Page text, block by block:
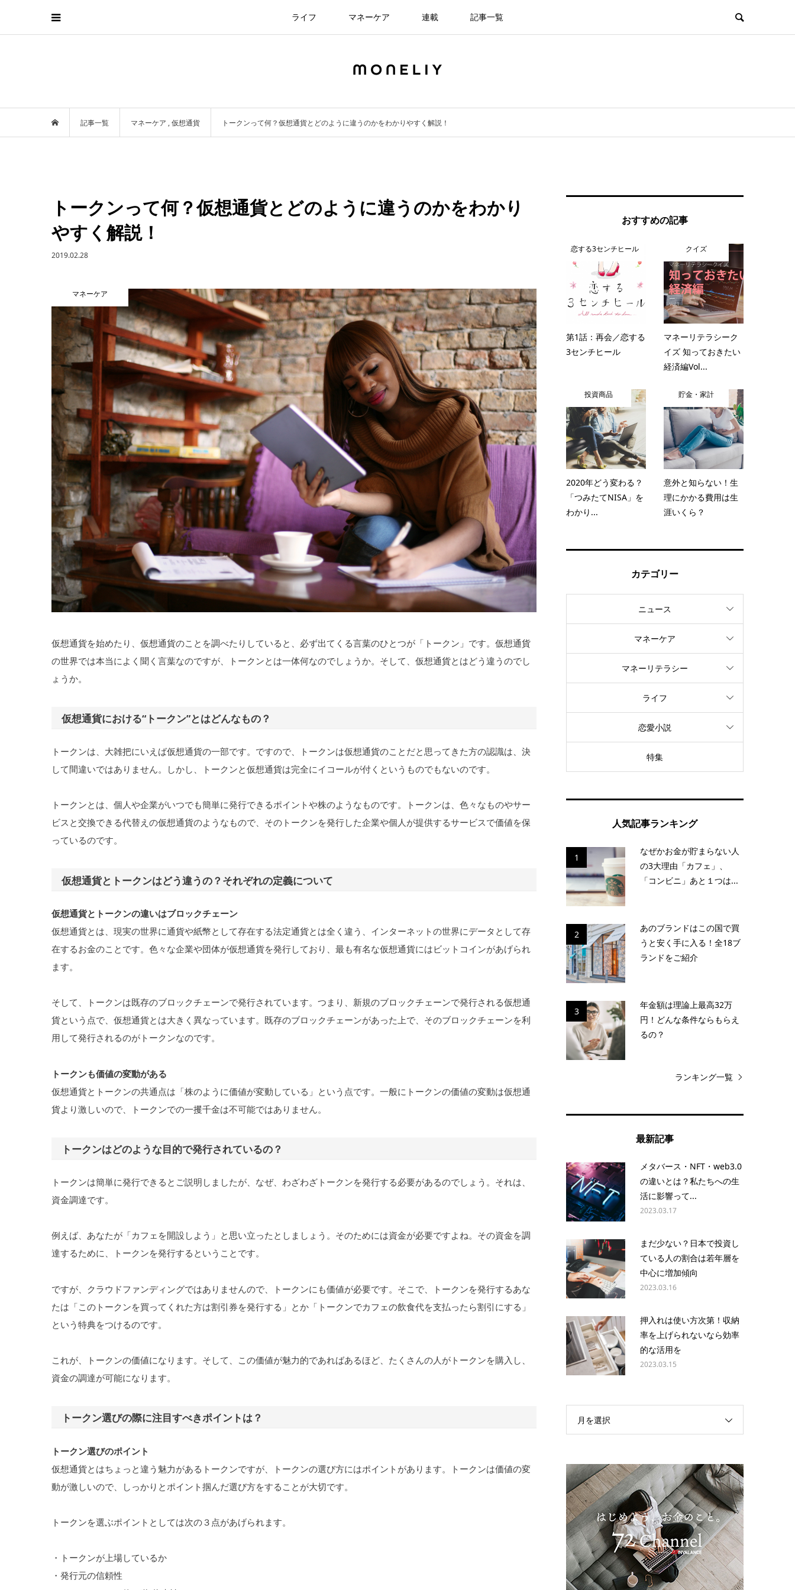
ライフ マネーケア 連載 記事一覧
記事一覧 マネーケア ,仮想通貨 トークンって何？仮想通貨とどのように違うのかをわかりやすく解説！
トークンって何？仮想通貨とどのように違うのかをわかり
やすく解説！
2019.02.28
マネーケア
仮想通貨を始めたり、仮想通貨のことを調べたりしていると、必ず出てくる言葉のひとつが「トークン」です。仮想通貨
の世界では本当によく聞く言葉なのですが、トークンとは一体何なのでしょうか。そして、仮想通貨とはどう違うのでし
ょうか。
仮想通貨における“トークン”とはどんなもの？
トークンは、大雑把にいえば仮想通貨の一部です。ですので、トークンは仮想通貨のことだと思ってきた方の認識は、決
して間違いではありません。しかし、トークンと仮想通貨は完全にイコールが付くというものでもないのです。
トークンとは、個人や企業がいつでも簡単に発行できるポイントや株のようなものです。トークンは、色々なものやサー
ビスと交換できる代替えの仮想通貨のようなもので、そのトークンを発行した企業や個人が提供するサービスで価値を保
っているのです。
仮想通貨とトークンはどう違うの？それぞれの定義について
仮想通貨とトークンの違いはブロックチェーン
仮想通貨とは、現実の世界に通貨や紙幣として存在する法定通貨とは全く違う、インターネットの世界にデータとして存
在するお金のことです。色々な企業や団体が仮想通貨を発行しており、最も有名な仮想通貨にはビットコインがあげられ
ます。
そして、トークンは既存のブロックチェーンで発行されています。つまり、新規のブロックチェーンで発行される仮想通
貨という点で、仮想通貨とは大きく異なっています。既存のブロックチェーンがあった上で、そのブロックチェーンを利
用して発行されるのがトークンなのです。
トークンも価値の変動がある
仮想通貨とトークンの共通点は「株のように価値が変動している」という点です。一般にトークンの価値の変動は仮想通
貨より激しいので、トークンでの一攫千金は不可能ではありません。
トークンはどのような目的で発行されているの？
トークンは簡単に発行できるとご説明しましたが、なぜ、わざわざトークンを発行する必要があるのでしょう。それは、
資金調達です。
例えば、あなたが「カフェを開設しよう」と思い立ったとしましょう。そのためには資金が必要ですよね。その資金を調
達するために、トークンを発行するということです。
ですが、クラウドファンディングではありませんので、トークンにも価値が必要です。そこで、トークンを発行するあな
たは「このトークンを買ってくれた方は割引券を発行する」とか「トークンでカフェの飲食代を支払ったら割引にする」
という特典をつけるのです。
これが、トークンの価値になります。そして、この価値が魅力的であればあるほど、たくさんの人がトークンを購入し、
資金の調達が可能になります。
トークン選びの際に注目すべきポイントは？
トークン選びのポイント
仮想通貨とはちょっと違う魅力があるトークンですが、トークンの選び方にはポイントがあります。トークンは価値の変
動が激しいので、しっかりとポイント掴んだ選び方をすることが大切です。
トークンを選ぶポイントとしては次の３点があげられます。
・トークンが上場しているか
・発行元の信頼性
おすすめの記事
恋する3センチヒール
第1話：再会／恋する
3センチヒール
クイズ
マネーリテラシーク
イズ 知っておきたい
経済編Vol...
投資商品
2020年どう変わる？
「つみたてNISA」を
わかり...
貯金・家計
意外と知らない！生
理にかかる費用は生
涯いくら？
カテゴリー
ニュース
マネーケア
マネーリテラシー
ライフ
恋愛小説
特集
人気記事ランキング
1
なぜかお金が貯まらない人
の3大理由「カフェ」、
「コンビニ」あと１つは...
2
あのブランドはこの国で買
うと安く手に入る！全18ブ
ランドをご紹介
3
年金額は理論上最高32万
円！どんな条件ならもらえ
るの？
ランキング一覧
最新記事
メタバース・NFT・web3.0
の違いとは？私たちへの生
活に影響って...
2023.03.17
まだ少ない？日本で投資し
ている人の割合は若年層を
中心に増加傾向
2023.03.16
押入れは使い方次第！収納
率を上げられないなら効率
的な活用を
2023.03.15
月を選択